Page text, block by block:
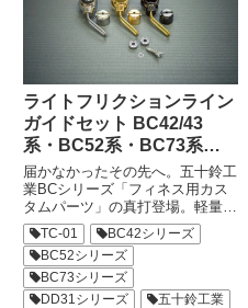
ライトフリクションライン
ガイドセット BC42/43
系・BC52系・BC73系
用 （特許取得済 PAT.）
届かなかったその先へ。五十鈴工
業BCシリーズ「フィネス用カス
タムパーツ」の真打登場。軽量ル
アーの高精度キャストが求められ
る渓流ベイトフィネスシーンで、
近年BC42・52系を中心とした小
型サイズの五十鈴工業製リールを
愛用する方が増えています。...
TC-01
BC42シリーズ
BC52シリーズ
BC73シリーズ
DD31シリーズ
五十鈴工業